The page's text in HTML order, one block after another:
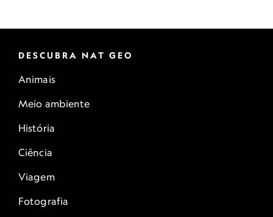
DESCUBRA NAT GEO
Animais
Meio ambiente
História
Ciência
Viagem
Fotografia